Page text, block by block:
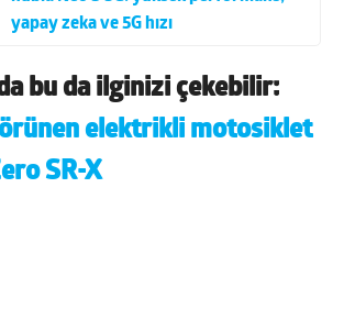
yapay zeka ve 5G hızı
bu da ilginizi çekebilir:
elektrikli motosiklet
SR-X